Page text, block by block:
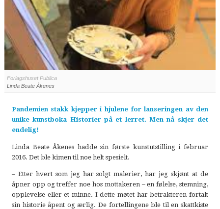
Forlagshuset Publica
Linda Beate Åkenes
Pandemien stakk kjepper i hjulene for lanseringen av den
unike kunstboka Historier på et lerret. Men nå skjer det
endelig!
Linda Beate Åkenes hadde sin første kunstutstilling i februar
2016. Det ble kimen til noe helt spesielt.
– Etter hvert som jeg har solgt malerier, har jeg skjønt at de
åpner opp og treffer noe hos mottakeren – en følelse, stemning,
opplevelse eller et minne. I dette møtet har betrakteren fortalt
sin historie åpent og ærlig. De fortellingene ble til en skattkiste